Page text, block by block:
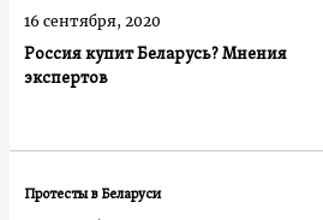
Россия купит Беларусь? Мнения
экспертов
16 сентября, 2020
Протесты в Беларуси